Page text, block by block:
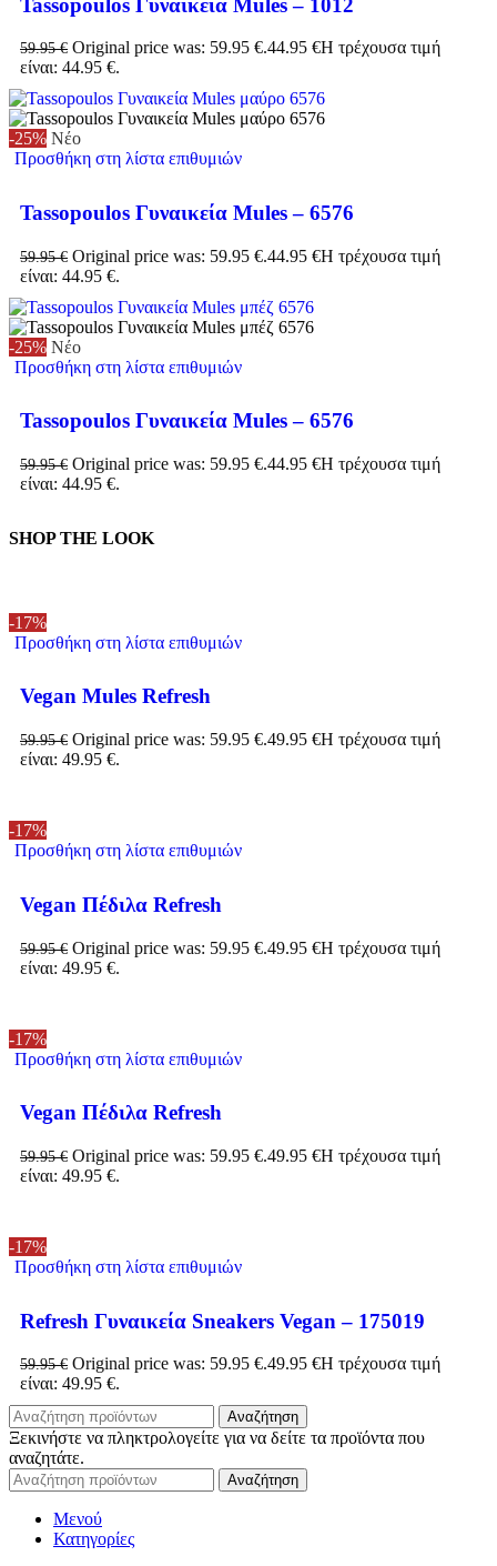
59.95€ Original price was: 59.95 €.44.95 €Η τρέχουσα τιμή
είναι: 44.95 €.
-25% Νέο
Προσθήκη στη λίστα επιθυμιών
Tassopoulos Γυναικεία Mules – 6576
59.95€ Original price was: 59.95 €.44.95 €Η τρέχουσα τιμή
είναι: 44.95 €.
-25% Νέο
Προσθήκη στη λίστα επιθυμιών
Tassopoulos Γυναικεία Mules – 6576
59.95€ Original price was: 59.95 €.44.95 €Η τρέχουσα τιμή
είναι: 44.95 €.
SHOP THE LOOK
-17%
Προσθήκη στη λίστα επιθυμιών
Vegan Mules Refresh
59.95€ Original price was: 59.95 €.49.95 €Η τρέχουσα τιμή
είναι: 49.95 €.
-17%
Προσθήκη στη λίστα επιθυμιών
Vegan Πέδιλα Refresh
59.95€ Original price was: 59.95 €.49.95 €Η τρέχουσα τιμή
είναι: 49.95 €.
-17%
Προσθήκη στη λίστα επιθυμιών
Vegan Πέδιλα Refresh
59.95€ Original price was: 59.95 €.49.95 €Η τρέχουσα τιμή
είναι: 49.95 €.
-17%
Προσθήκη στη λίστα επιθυμιών
Refresh Γυναικεία Sneakers Vegan – 175019
59.95€ Original price was: 59.95 €.49.95 €Η τρέχουσα τιμή
είναι: 49.95 €.
Αναζήτηση
Ξεκινήστε να πληκτρολογείτε για να δείτε τα προϊόντα που
αναζητάτε.
Αναζήτηση
Μενού
Κατηγορίες